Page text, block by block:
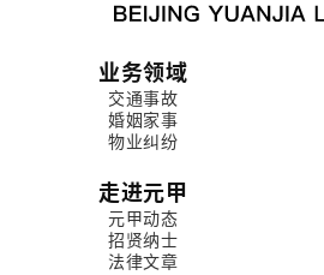
业务领域
交通事故
婚姻家事
物业纠纷
走进元甲
元甲动态
招贤纳士
法律文章